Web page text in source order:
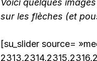
Voici quelques
sur les flèches (et
[su_slider source=